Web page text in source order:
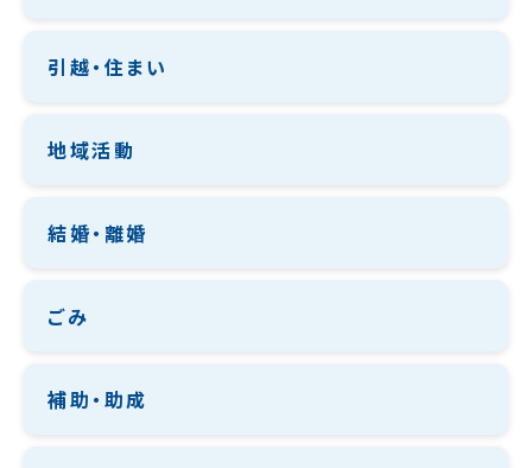
引越・住まい
地域活動
結婚・離婚
ごみ
補助・助成